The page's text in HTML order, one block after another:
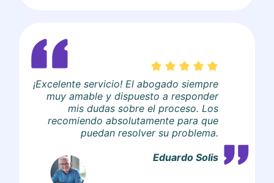
¡Excelente servicio! El abogado siempre
muy amable y dispuesto a responder
mis dudas sobre el proceso. Los
recomiendo absolutamente para que
puedan resolver su problema.
Eduardo Solis